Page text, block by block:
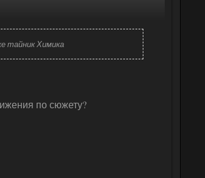
тайник Химика
по сюжету?